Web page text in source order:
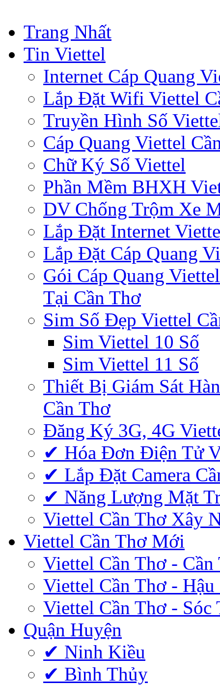
Trang Nhất
Tin Viettel
Internet Cáp Quang
Lắp Đặt Wifi Viettel
Truyền Hình Số
Cáp Quang Viettel
Chữ Ký Số Viettel
Phần Mềm BHXH
DV Chống Trộm Xe
Lắp Đặt Internet
Lắp Đặt Cáp Quang
Gói Cáp Quang
Tại Cần Thơ
Sim Số Đẹp Viettel
Sim Viettel 10 Số
Sim Viettel 11 Số
Thiết Bị Giám Sát
Cần Thơ
Đăng Ký 3G, 4G
✔‎ Hóa Đơn Điện Tử
✔‎ Lắp Đặt Camera
✔‎ Năng Lượng Mặt
Viettel Cần Thơ Xây
Viettel Cần Thơ Mới
Viettel Cần Thơ - Cần
Viettel Cần Thơ - Hậu
Viettel Cần Thơ - Sóc
Quận Huyện
✔ Ninh Kiều
✔ Bình Thủy